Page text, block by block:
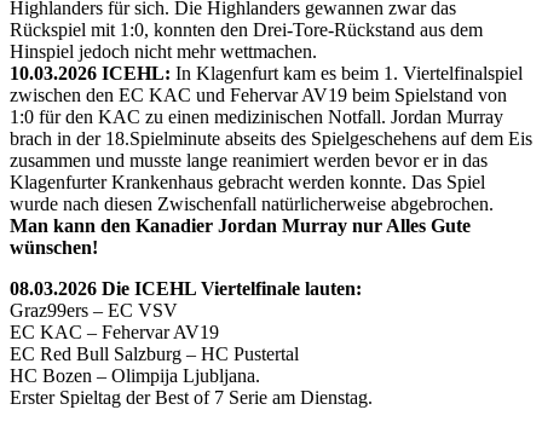
Highlanders für sich. Die Highlanders gewannen zwar das
Rückspiel mit 1:0, konnten den Drei-Tore-Rückstand aus dem
Hinspiel jedoch nicht mehr wettmachen.
10.03.2026 ICEHL: In Klagenfurt kam es beim 1. Viertelfinalspiel
zwischen den EC KAC und Fehervar AV19 beim Spielstand von
1:0 für den KAC zu einen medizinischen Notfall. Jordan Murray
brach in der 18.Spielminute abseits des Spielgeschehens auf dem Eis
zusammen und musste lange reanimiert werden bevor er in das
Klagenfurter Krankenhaus gebracht werden konnte. Das Spiel
wurde nach diesen Zwischenfall natürlicherweise abgebrochen.
Man kann den Kanadier Jordan Murray nur Alles Gute
wünschen!
08.03.2026 Die ICEHL Viertelfinale lauten:
Graz99ers – EC VSV
EC KAC – Fehervar AV19
EC Red Bull Salzburg – HC Pustertal
HC Bozen – Olimpija Ljubljana.
Erster Spieltag der Best of 7 Serie am Dienstag.